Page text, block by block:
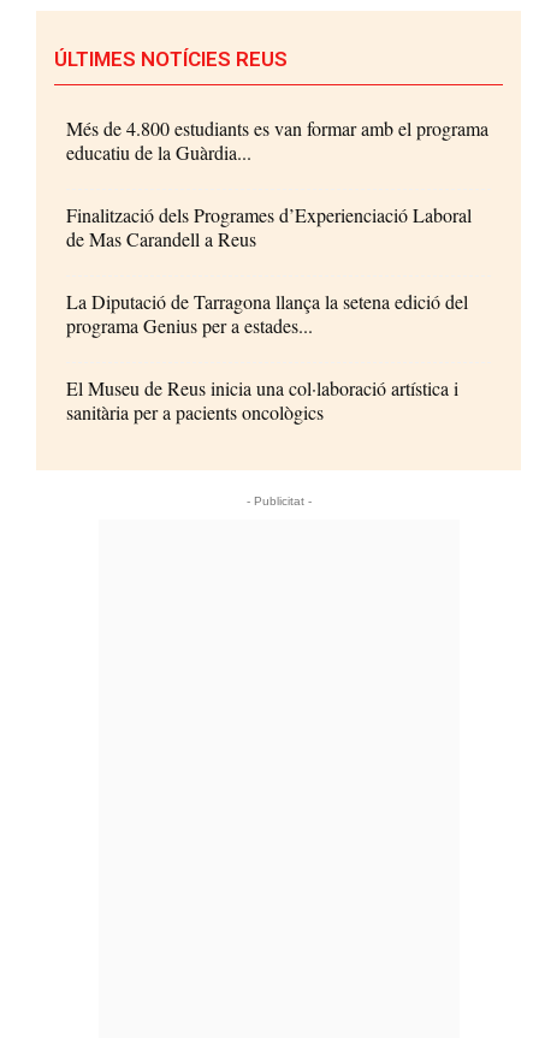
ÚLTIMES NOTÍCIES REUS
Més de 4.800 estudiants es van formar amb el programa
educatiu de la Guàrdia...
Finalització dels Programes d’Experienciació Laboral
de Mas Carandell a Reus
La Diputació de Tarragona llança la setena edició del
programa Genius per a estades...
El Museu de Reus inicia una col·laboració artística i
sanitària per a pacients oncològics
- Publicitat -